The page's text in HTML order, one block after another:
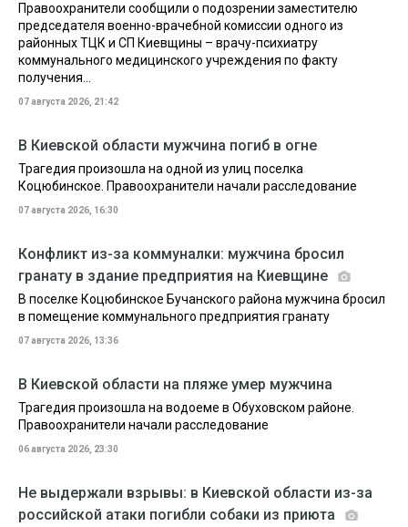
Правоохранители сообщили о подозрении заместителю
председателя военно-врачебной комиссии одного из
районных ТЦК и СП Киевщины – врачу-психиатру
коммунального медицинского учреждения по факту
получения...
07 августа 2026, 21:42
В Киевской области мужчина погиб в огне
Трагедия произошла на одной из улиц поселка
Коцюбинское. Правоохранители начали расследование
07 августа 2026, 16:30
Конфликт из-за коммуналки: мужчина бросил
гранату в здание предприятия на Киевщине
В поселке Коцюбинское Бучанского района мужчина бросил
в помещение коммунального предприятия гранату
07 августа 2026, 13:36
В Киевской области на пляже умер мужчина
Трагедия произошла на водоеме в Обуховском районе.
Правоохранители начали расследование
06 августа 2026, 23:30
Не выдержали взрывы: в Киевской области из-за
российской атаки погибли собаки из приюта